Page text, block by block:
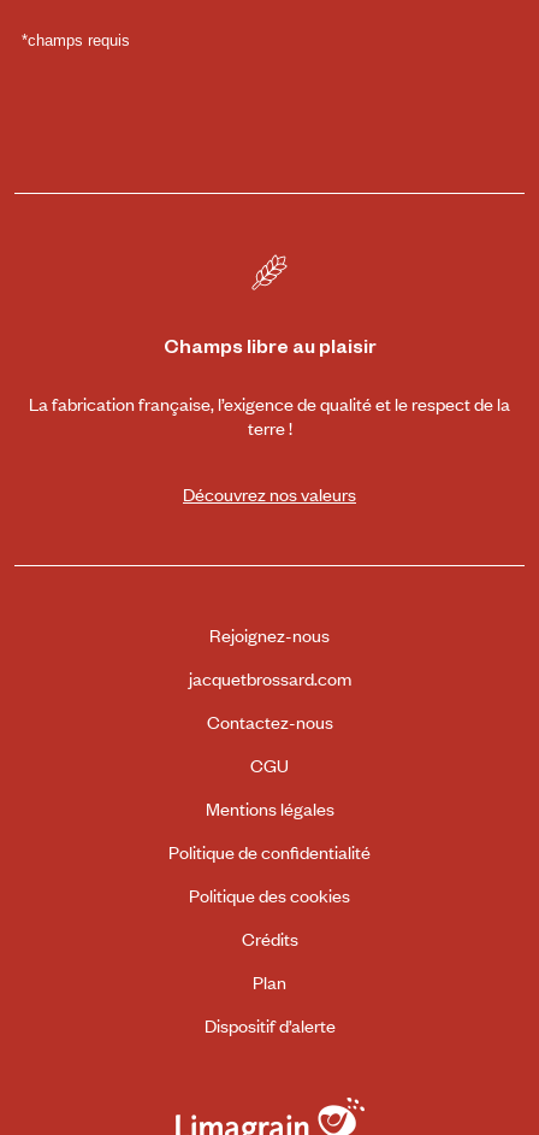
Champs libre au plaisir
La fabrication française, l’exigence de qualité et le respect de la
terre !
Découvrez nos valeurs
Rejoignez-nous
jacquetbrossard.com
Contactez-nous
CGU
Mentions légales
Politique de confidentialité
Politique des cookies
Crédits
Plan
Dispositif d’alerte